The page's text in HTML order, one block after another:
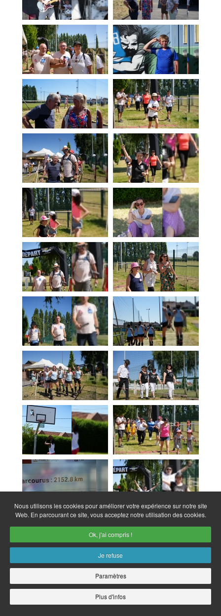
Nous utilisons les cookies pour améliorer votre expérience sur notre site
Web. En parcourant ce site, vous acceptez notre utilisation des cookies.
Ok, j'ai compris !
Je refuse
Paramètres
Plus d'infos